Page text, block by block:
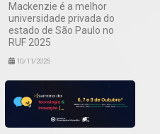
Mackenzie é a melhor
universidade privada do
estado de São Paulo no
RUF 2025
10/11/2025